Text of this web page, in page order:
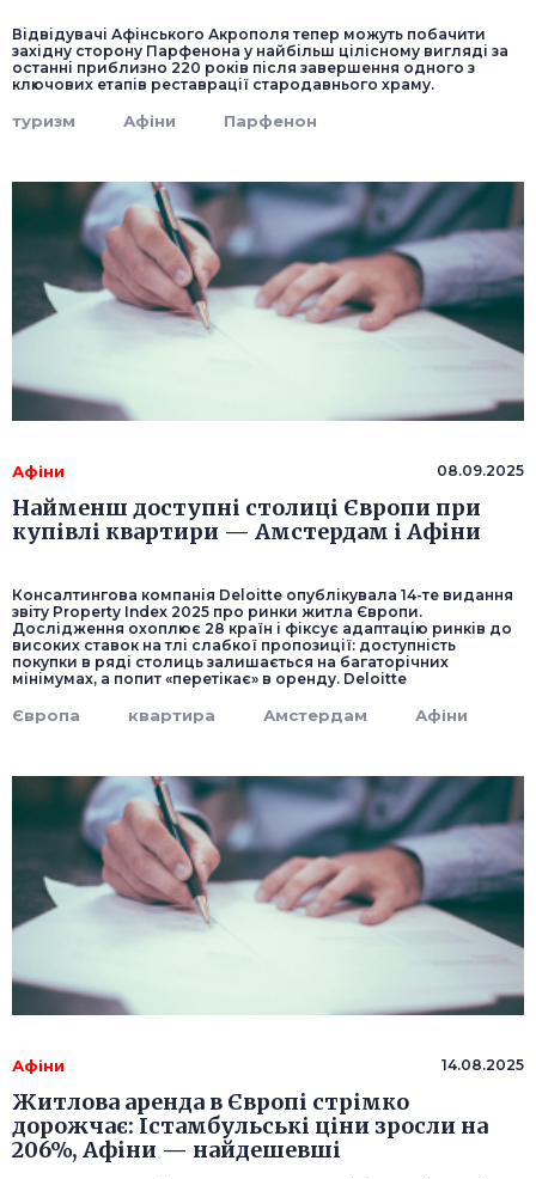
Відвідувачі Афінського Акрополя тепер можуть побачити
західну сторону Парфенона у найбільш цілісному вигляді за
останні приблизно 220 років після завершення одного з
ключових етапів реставрації стародавнього храму.
туризм Афіни Парфенон
Афіни 08.09.2025
Найменш доступні столиці Європи при
купівлі квартири — Амстердам і Афіни
Консалтингова компанія Deloitte опублікувала 14-те видання
звіту Property Index 2025 про ринки житла Європи.
Дослідження охоплює 28 країн і фіксує адаптацію ринків до
високих ставок на тлі слабкої пропозиції: доступність
покупки в ряді столиць залишається на багаторічних
мінімумах, а попит «перетікає» в оренду. Deloitte
Європа квартира Амстердам Афіни
Афіни 14.08.2025
Житлова аренда в Європі стрімко
дорожчає: Істамбульські ціни зросли на
206%, Афіни — найдешевші